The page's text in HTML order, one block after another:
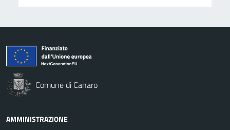
Comune di Canaro
AMMINISTRAZIONE